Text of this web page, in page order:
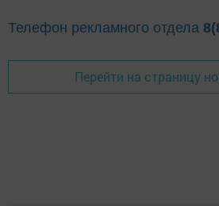
Телефон рекламного отдела
Перейти на страницу